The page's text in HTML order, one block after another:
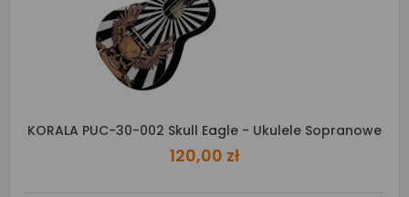
KORALA PUC-30-002 Skull Eagle - Ukulele Sopranowe
120,00 zł